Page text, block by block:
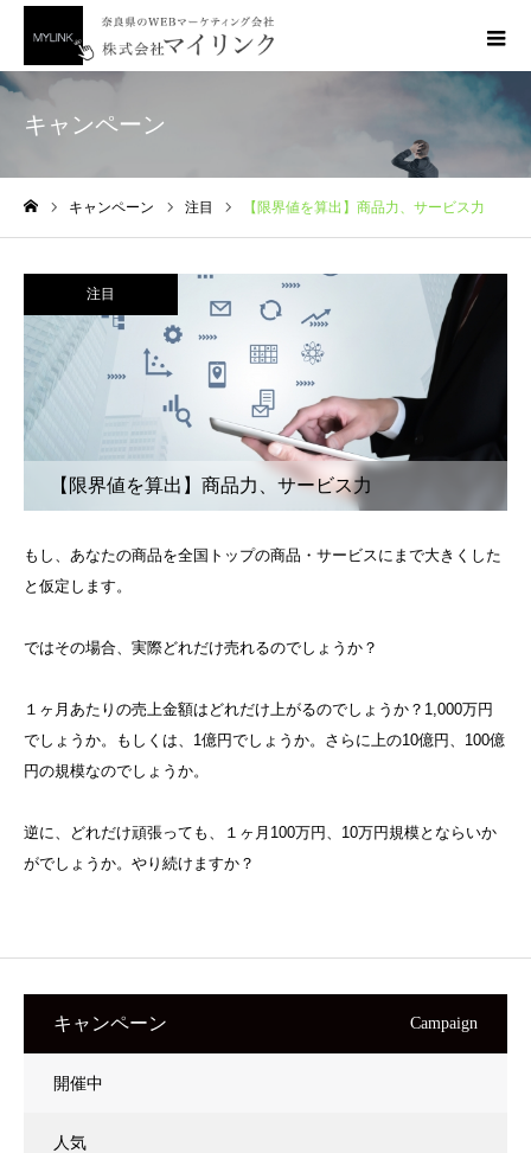
キャンペーン
キャンペーン 注目 【限界値を算出】商品力、サービス力
注目
【限界値を算出】商品力、サービス力
もし、あなたの商品を全国トップの商品・サービスにまで大きくした
と仮定します。
ではその場合、実際どれだけ売れるのでしょうか？
１ヶ月あたりの売上金額はどれだけ上がるのでしょうか？1,000万円
でしょうか。もしくは、1億円でしょうか。さらに上の10億円、100億
円の規模なのでしょうか。
逆に、どれだけ頑張っても、１ヶ月100万円、10万円規模とならいか
がでしょうか。やり続けますか？
キャンペーン Campaign
開催中
人気